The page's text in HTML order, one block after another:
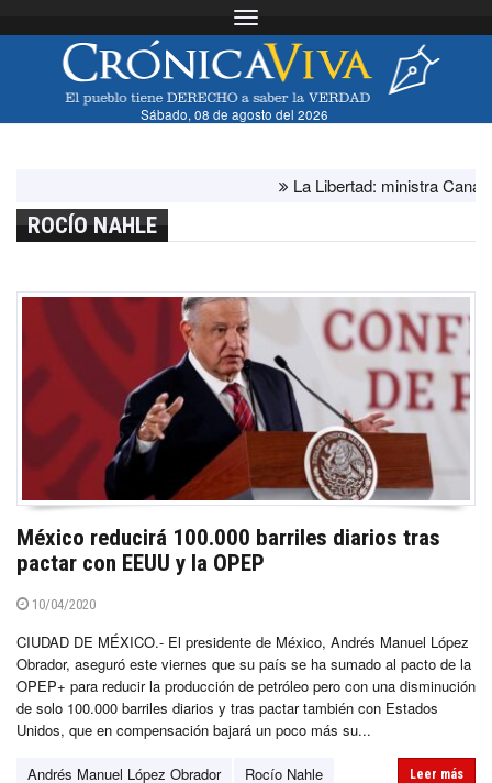
Toggle navigation
Sábado, 08 de agosto del 2026
La Libertad: ministra Canales
ROCÍO NAHLE
México reducirá 100.000 barriles diarios tras
pactar con EEUU y la OPEP
10/04/2020
CIUDAD DE MÉXICO.- El presidente de México, Andrés Manuel López
Obrador, aseguró este viernes que su país se ha sumado al pacto de la
OPEP+ para reducir la producción de petróleo pero con una disminución
de solo 100.000 barriles diarios y tras pactar también con Estados
Unidos, que en compensación bajará un poco más su...
Andrés Manuel López Obrador Rocío Nahle Leer más